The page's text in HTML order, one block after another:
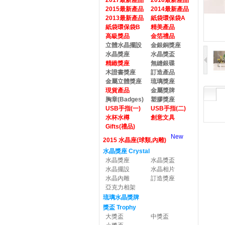
2015最新產品
2014最新產品
2013最新產品
紙袋環保袋A
紙袋環保袋B
精美產品
高級獎品
金箔禮品
立體水晶擺設
金銀銅獎座
水晶獎座
水晶獎盃
精緻獎座
無縫銀碟
木證書獎座
訂造產品
金屬立體獎座
琉璃獎座
現貨產品
金屬獎牌
胸章(Badges)
塑膠獎座
USB手指(一)
USB手指(二)
水杯水樽
創意文具
Gifts(禮品)
2015 水晶座(球類,內雕)
New
水晶獎座 Crystal
水晶獎座
水晶獎盃
水晶擺設
水晶相片
水晶內雕
訂造獎座
亞克力相架
琉璃水晶獎牌
獎盃 Trophy
大獎盃
中獎盃